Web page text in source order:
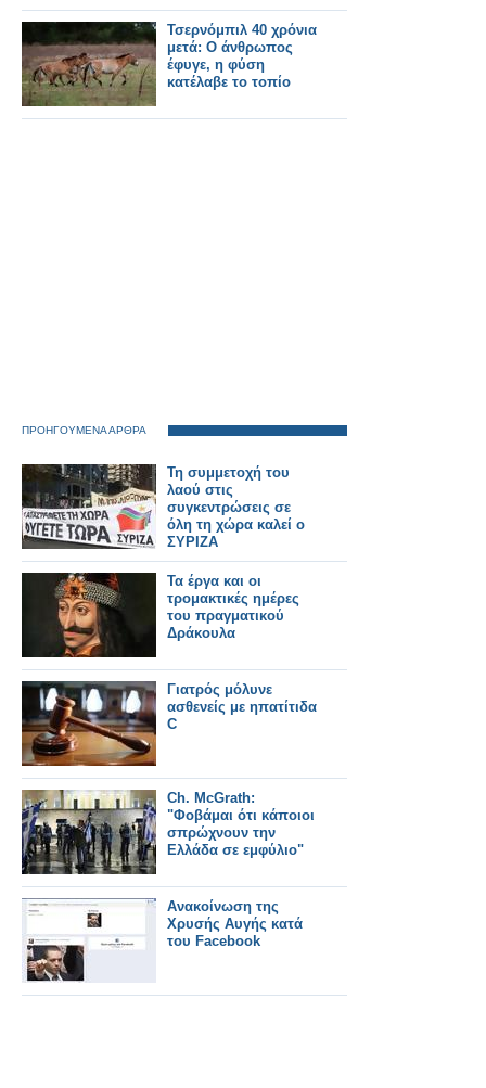
Τσερνόμπιλ 40 χρόνια
μετά: Ο άνθρωπος
έφυγε, η φύση
κατέλαβε το τοπίο
ΠΡΟΗΓΟΥΜΕΝΑ ΑΡΘΡΑ
Τη συμμετοχή του
λαού στις
συγκεντρώσεις σε
όλη τη χώρα καλεί ο
ΣΥΡΙΖΑ
Τα έργα και οι
τρομακτικές ημέρες
του πραγματικού
Δράκουλα
Γιατρός μόλυνε
ασθενείς με ηπατίτιδα
C
Ch. McGrath:
"Φοβάμαι ότι κάποιοι
σπρώχνουν την
Eλλάδα σε εμφύλιο"
Ανακοίνωση της
Χρυσής Αυγής κατά
του Facebook